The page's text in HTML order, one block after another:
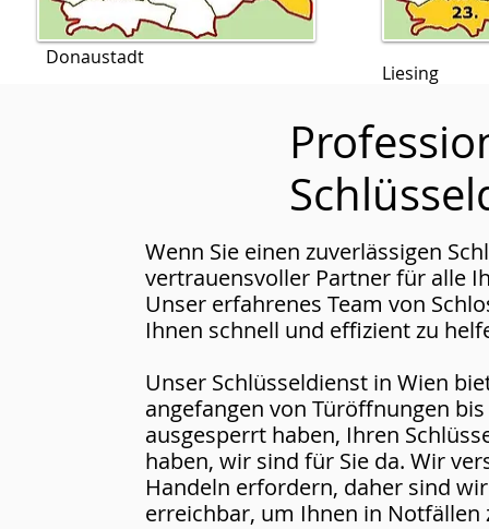
Donaustadt
Liesing
Wenn Sie einen zuverlässigen
vertrauensvoller Partner für alle
Unser erfahrenes Team von
Ihnen schnell und effizient zu
Unser Schlüsseldienst in Wien
angefangen von Türöffnungen
ausgesperrt haben, Ihren
haben, wir sind für Sie da. Wir
Handeln erfordern, daher sind
erreichbar, um Ihnen in Notfällen